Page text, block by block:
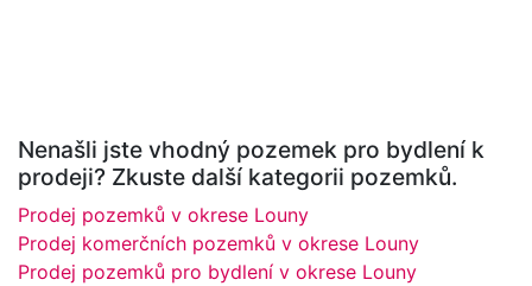
Nenašli jste vhodný pozemek pro bydlení k
prodeji? Zkuste další kategorii pozemků.
Prodej pozemků v okrese Louny
Prodej komerčních pozemků v okrese Louny
Prodej pozemků pro bydlení v okrese Louny